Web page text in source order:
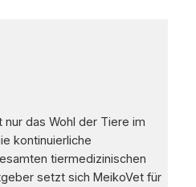
das Wohl der Tiere im
kontinuierliche
tiermedizinischen
setzt sich MeikoVet für